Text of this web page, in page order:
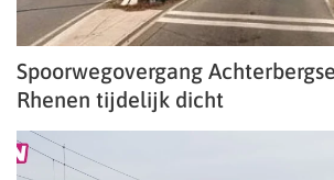
Spoorwegovergang
Rhenen tijdelijk dicht